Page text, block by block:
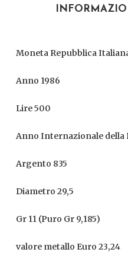
Moneta Repubblica
Anno 1986
Lire 500
Anno Internazionale della
Argento 835
Diametro 29,5
Gr 11 (Puro Gr 9,185)
valore metallo Euro 23,24